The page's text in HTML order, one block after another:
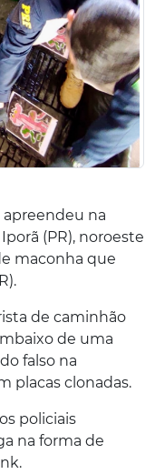
apreendeu na
(PR), noroeste
maconha que
de caminhão
de uma
falso na
placas clonadas.
policiais
na forma de